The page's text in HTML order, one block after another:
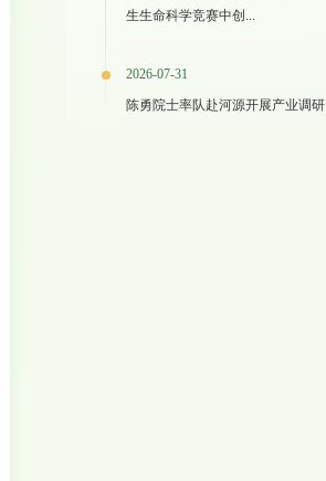
生生命科学竞赛中创...
2026-07-31
陈勇院士率队赴河源开展产业调研